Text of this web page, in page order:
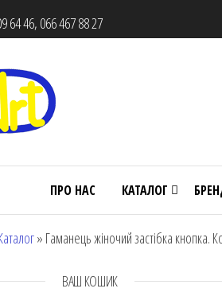
64 46, 066 467 88 27
ПРО НАС КАТАЛОГ
» Гаманець жіночий застібка
ВАШ КОШИК